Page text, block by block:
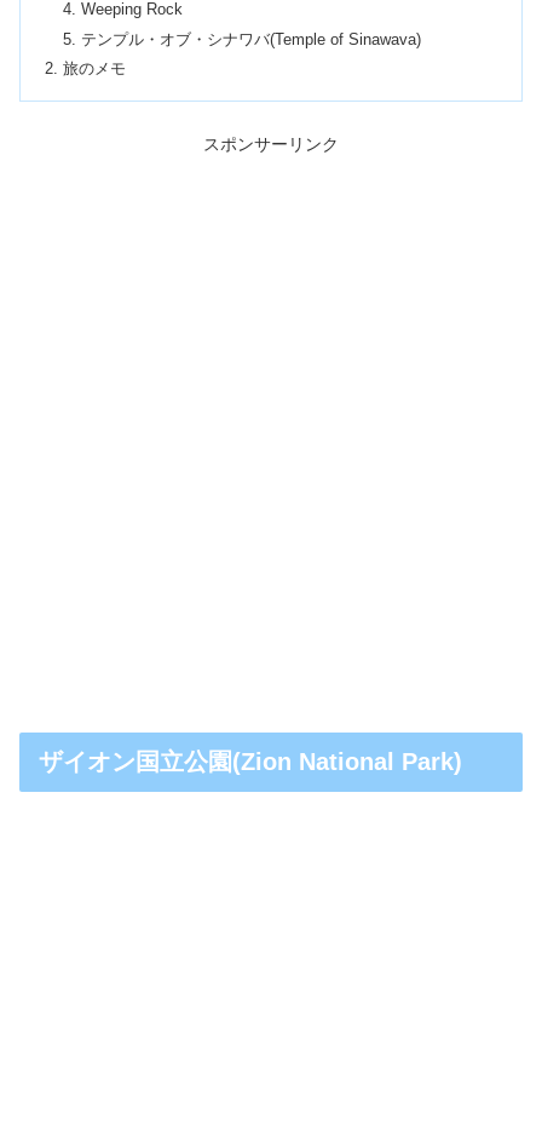
Weeping Rock
テンプル・オブ・シナワバ(Temple of Sinawava)
旅のメモ
スポンサーリンク
ザイオン国立公園(Zion National Park)